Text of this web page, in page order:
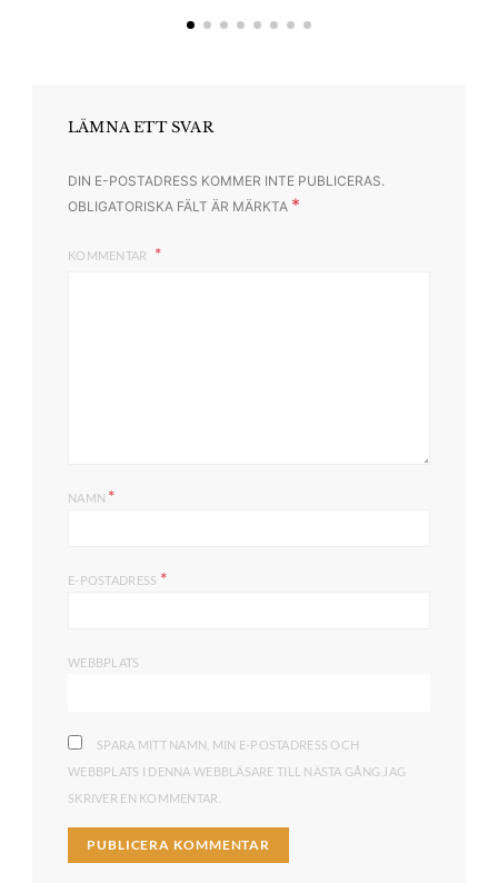
LÄMNA ETT SVAR
DIN E-POSTADRESS KOMMER INTE PUBLICERAS.
OBLIGATORISKA FÄLT ÄR MÄRKTA *
KOMMENTAR
NAMN *
E-POSTADRESS *
WEBBPLATS
SPARA MITT NAMN, MIN E-POSTADRESS OCH
WEBBPLATS I DENNA WEBBLÄSARE TILL NÄSTA GÅNG JAG
SKRIVER EN KOMMENTAR.